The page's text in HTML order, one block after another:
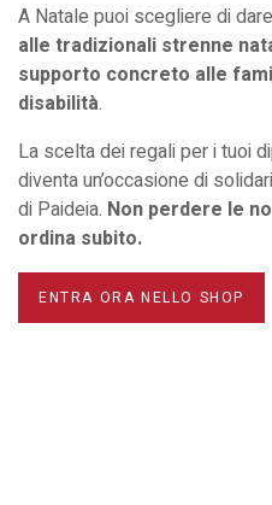
A Natale puoi scegliere di dare
alle tradizionali strenne
supporto concreto alle
disabilità.
La scelta dei regali per i tuoi
diventa un’occasione di
di Paideia. Non perdere le
ordina subito.
ENTRA ORA NELLO SHOP